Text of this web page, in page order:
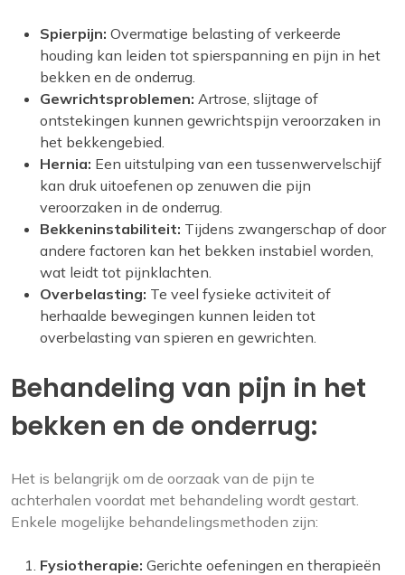
Spierpijn: Overmatige belasting of verkeerde
houding kan leiden tot spierspanning en pijn in het
bekken en de onderrug.
Gewrichtsproblemen: Artrose, slijtage of
ontstekingen kunnen gewrichtspijn veroorzaken in
het bekkengebied.
Hernia: Een uitstulping van een tussenwervelschijf
kan druk uitoefenen op zenuwen die pijn
veroorzaken in de onderrug.
Bekkeninstabiliteit: Tijdens zwangerschap of door
andere factoren kan het bekken instabiel worden,
wat leidt tot pijnklachten.
Overbelasting: Te veel fysieke activiteit of
herhaalde bewegingen kunnen leiden tot
overbelasting van spieren en gewrichten.
Behandeling van pijn in het
bekken en de onderrug:
Het is belangrijk om de oorzaak van de pijn te
achterhalen voordat met behandeling wordt gestart.
Enkele mogelijke behandelingsmethoden zijn:
Fysiotherapie: Gerichte oefeningen en therapieën